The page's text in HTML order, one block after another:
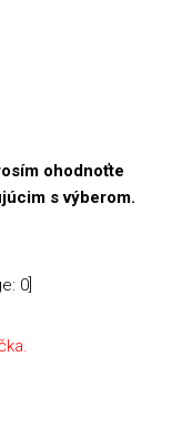
ohodnoťte
s výberom.
0